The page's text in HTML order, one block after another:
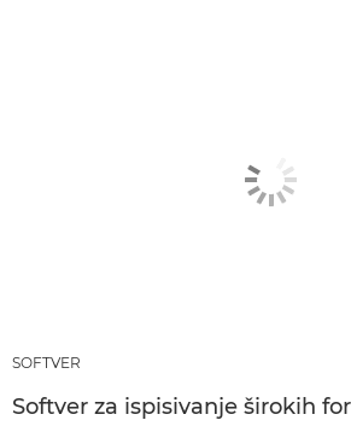
SOFTVER
Softver za ispisivanje širokih